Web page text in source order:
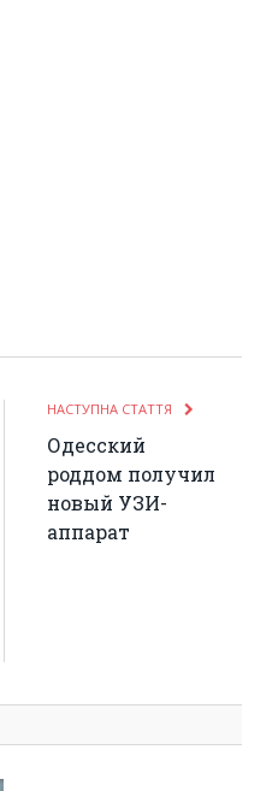
НАСТУПНА СТАТТЯ
Одесский
роддом получил
новый УЗИ-
аппарат